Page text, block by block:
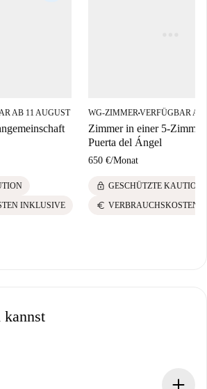
AB 11 AUGUST
INKLUSIVE
WG-ZIMMER■VERFÜGBAR AB
Zimmer in einer 5-
Puerta del Ángel
650 €/Monat
lock GESCHÜTZTE KAUTION
euro VERBRAUCHSKOSTEN
kannst